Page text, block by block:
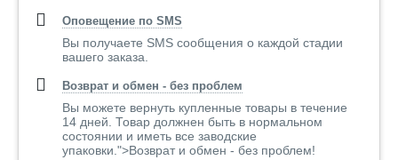
Оповещение по SMS
Вы получаете SMS сообщения о каждой стадии
вашего заказа.
Возврат и обмен - без проблем
Вы можете вернуть купленные товары в течение
14 дней. Товар должнен быть в нормальном
состоянии и иметь все заводские
упаковки.">Возврат и обмен - без проблем!